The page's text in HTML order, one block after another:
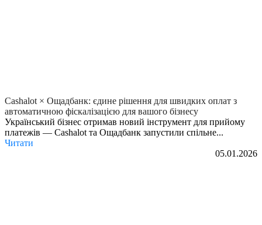
Cashalot × Ощадбанк: єдине рішення для швидких оплат з
автоматичною фіскалізацією для вашого бізнесу
Український бізнес отримав новий інструмент для прийому
платежів — Cashalot та Ощадбанк запустили спільне...
Читати
05.01.2026